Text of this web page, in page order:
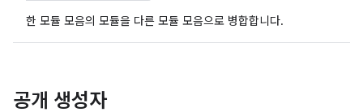
한 모듈 모음의 모듈을 다른 모듈 모음으로 병합합니다.
공개 생성자